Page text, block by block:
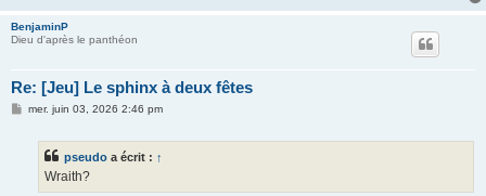
BenjaminP
Dieu d'après le panthéon
Re: [Jeu] Le sphinx à deux fêtes
Mmer. juin 03, 2026 2:46 pm
pseudo a écrit : ↑
Wraith?